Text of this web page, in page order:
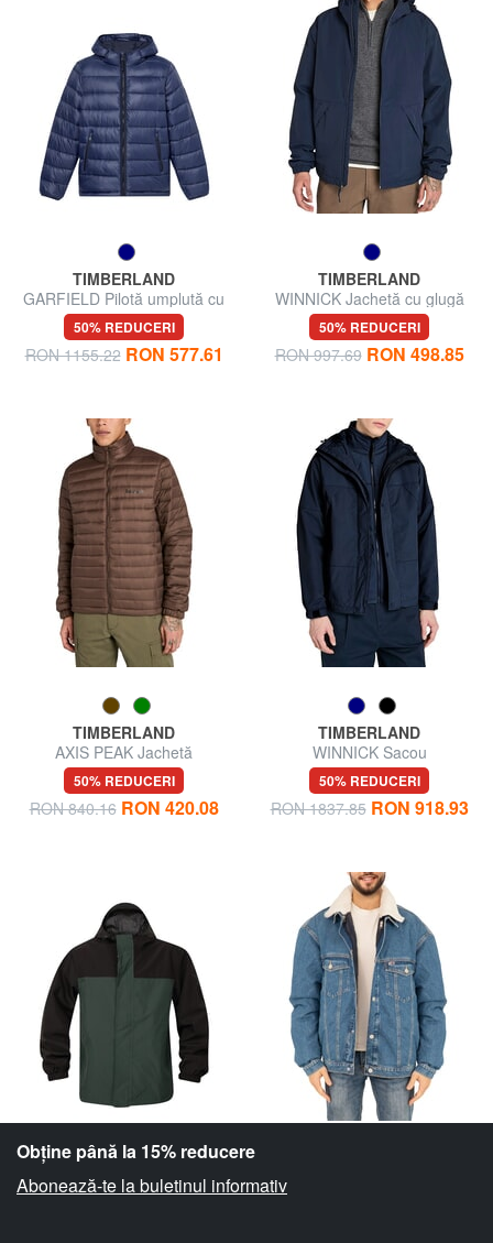
TIMBERLAND
GARFIELD Pilotă umplută cu
puf
50% REDUCERI
RON 1155.22 RON 577.61
TIMBERLAND
WINNICK Jachetă cu glugă
50% REDUCERI
RON 997.69 RON 498.85
TIMBERLAND
AXIS PEAK Jachetă
bărbătească
50% REDUCERI
RON 840.16 RON 420.08
TIMBERLAND
WINNICK Sacou
50% REDUCERI
RON 1837.85 RON 918.93
TIMBERLAND
Obține până la 15% reducere
Abonează-te la buletinul informativ